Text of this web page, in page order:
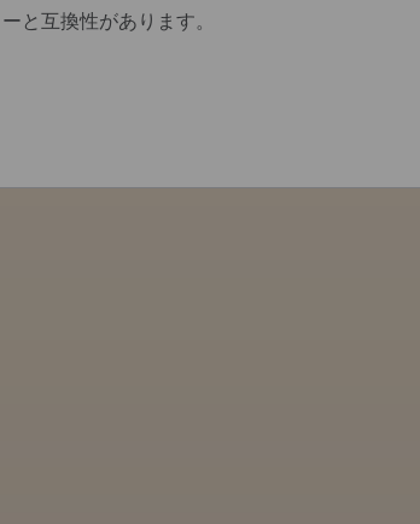
と互換性があります。